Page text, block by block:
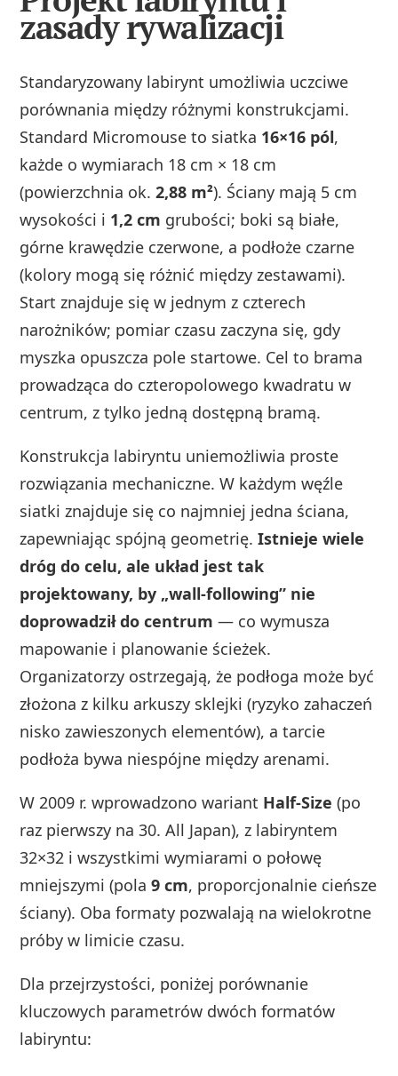
zasady rywalizacji
Standaryzowany labirynt umożliwia uczciwe
porównania między różnymi konstrukcjami.
Standard Micromouse to siatka 16×16 pól,
każde o wymiarach 18 cm × 18 cm
(powierzchnia ok.2,88 m²). Ściany mają 5 cm
wysokości i 1,2 cm grubości; boki są białe,
górne krawędzie czerwone, a podłoże czarne
(kolory mogą się różnić między zestawami).
Start znajduje się w jednym z czterech
narożników; pomiar czasu zaczyna się, gdy
myszka opuszcza pole startowe. Cel to brama
prowadząca do czteropolowego kwadratu w
centrum, z tylko jedną dostępną bramą.
Konstrukcja labiryntu uniemożliwia proste
rozwiązania mechaniczne. W każdym węźle
siatki znajduje się co najmniej jedna ściana,
zapewniając spójną geometrię.Istnieje wiele
dróg do celu, ale układ jest tak
projektowany, by „wall-following” nie
doprowadził do centrum — co wymusza
mapowanie i planowanie ścieżek.
Organizatorzy ostrzegają, że podłoga może być
złożona z kilku arkuszy sklejki (ryzyko zahaczeń
nisko zawieszonych elementów), a tarcie
podłoża bywa niespójne między arenami.
W 2009 r. wprowadzono wariant Half-Size (po
raz pierwszy na 30. All Japan), z labiryntem
32×32 i wszystkimi wymiarami o połowę
mniejszymi (pola9 cm, proporcjonalnie cieńsze
ściany). Oba formaty pozwalają na wielokrotne
próby w limicie czasu.
Dla przejrzystości, poniżej porównanie
kluczowych parametrów dwóch formatów
labiryntu: